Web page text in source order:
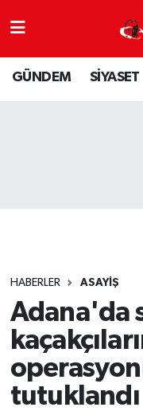
GÜNDEM SİYASET
HABERLER ASAYİŞ
Adana'da
tutuklandı
ASAYİŞ
DÜNYA
SPOR
YAŞAM
Nöbetçi
Hava Durumu
Son Dakika
Haber Arşivi